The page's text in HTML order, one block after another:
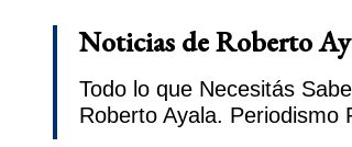
Noticias de Roberto
Todo lo que Necesitás
Roberto Ayala. Periodismo